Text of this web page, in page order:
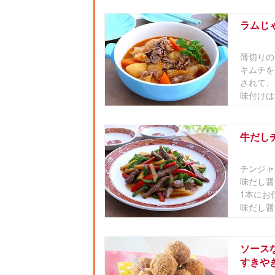
ラムじ
薄切り
キムチ
されて
味付け
牛だし
チンジ
味だし
1本にお
味だし
ソース
すきや